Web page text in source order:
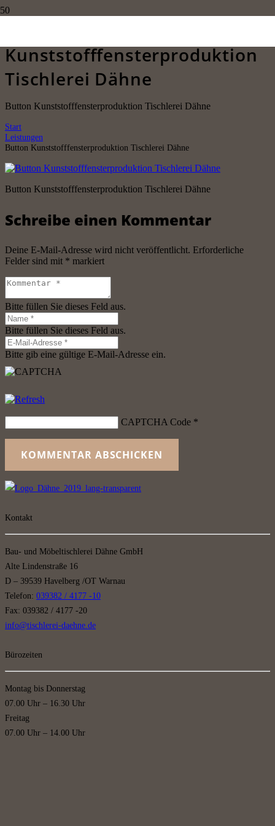
Kunststofffensterproduktion
Tischlerei Dähne
Button Kunststofffensterproduktion Tischlerei Dähne
Start
Leistungen
Button Kunststofffensterproduktion Tischlerei Dähne
Button Kunststofffensterproduktion Tischlerei Dähne
Schreibe einen Kommentar
Deine E-Mail-Adresse wird nicht veröffentlicht. Erforderliche
Felder sind mit * markiert
Bitte füllen Sie dieses Feld aus.
Bitte füllen Sie dieses Feld aus.
Bitte gib eine gültige E-Mail-Adresse ein.
CAPTCHA Code *
KOMMENTAR ABSCHICKEN
Kontakt
Bau- und Möbeltischlerei Dähne GmbH
Alte Lindenstraße 16
D – 39539 Havelberg /OT Warnau
Telefon: 039382 / 4177 -10
Fax: 039382 / 4177 -20
info@tischlerei-daehne.de
Bürozeiten
Montag bis Donnerstag
07.00 Uhr – 16.30 Uhr
Freitag
07.00 Uhr – 14.00 Uhr